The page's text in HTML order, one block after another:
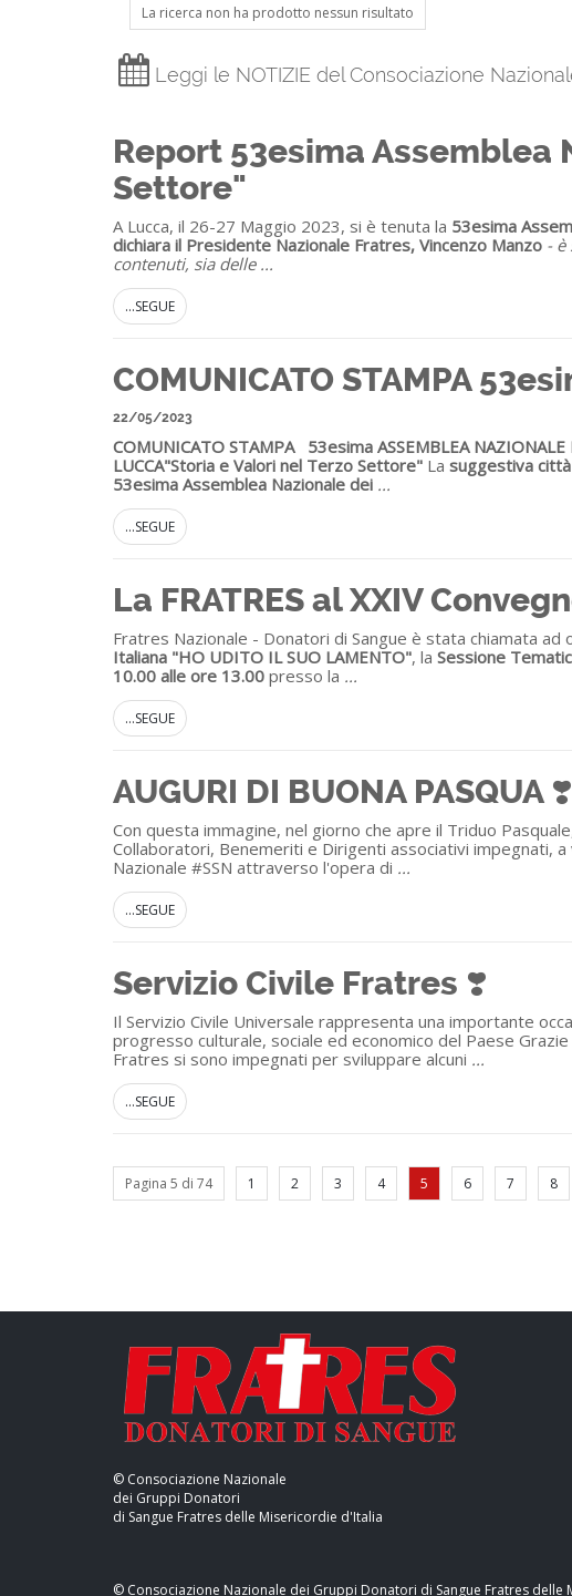
La ricerca non ha prodotto nessun risultato
Leggi le NOTIZIE del Consociazione
Report 53esima Assemblea
Settore"
A Lucca, il 26-27 Maggio 2023, si è tenuta la 53esima
dichiara il Presidente Nazionale Fratres, Vincenzo Manzo - è
contenuti, sia delle...
...SEGUE
COMUNICATO STAMPA
22/05/2023
COMUNICATO STAMPA 53esima ASSEMBLEA
LUCCA"Storia e Valori nel Terzo Settore" La suggestiva città
53esima Assemblea Nazionale dei ...
...SEGUE
La FRATRES al XXIV
Fratres Nazionale - Donatori di Sangue è stata chiamata ad
Italiana "HO UDITO IL SUO LAMENTO", la Sessione
10.00 alle ore 13.00 presso la ...
...SEGUE
AUGURI DI BUONA PASQUA ❣️
Con questa immagine, nel giorno che apre il Triduo
Collaboratori, Benemeriti e Dirigenti associativi impegnati,
Nazionale #SSN attraverso l'opera di ...
...SEGUE
Servizio Civile Fratres ❣️
Il Servizio Civile Universale rappresenta una importante
progresso culturale, sociale ed economico del Paese
Fratres si sono impegnati per sviluppare alcuni ...
...SEGUE
Pagina 5 di 74 1 2 3 4 5 6 7 8
© Consociazione Nazionale
dei Gruppi Donatori
di Sangue Fratres delle Misericordie d'Italia
© Consociazione Nazionale dei Gruppi Donatori di Sangue Fratres delle